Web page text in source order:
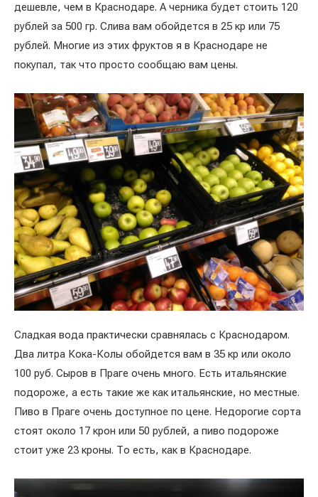
дешевле, чем в Краснодаре. А черника будет стоить 120
рублей за 500 гр. Слива вам обойдется в 25 кр или 75
рублей. Многие из этих фруктов я в Краснодаре не
покупал, так что просто сообщаю вам цены.
Сладкая вода практически сравнялась с Краснодаром.
Два литра Кока-Колы обойдется вам в 35 кр или около
100 руб. Сыров в Праге очень много. Есть итальянские
подороже, а есть такие же как итальянские, но местные.
Пиво в Праге очень доступное по цене. Недорогие сорта
стоят около 17 крон или 50 рублей, а пиво подороже
стоит уже 23 кроны. То есть, как в Краснодаре.